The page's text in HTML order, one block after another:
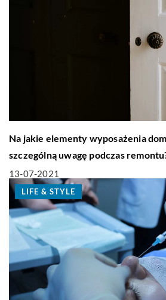
Na jakie elementy wyposażenia
szczególną uwagę podczas
13-07-2021
LIFE & STYLE